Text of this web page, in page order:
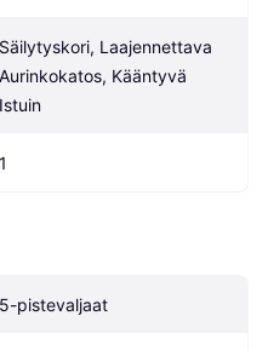
Säilytyskori, Laajennettava
Aurinkokatos, Kääntyvä
Istuin
1
5-pistevaljaat